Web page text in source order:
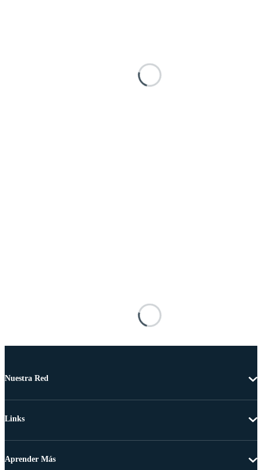
Nuestra Red
Links
Aprender Más